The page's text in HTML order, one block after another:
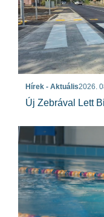
Hírek - Aktuális2026.
Új Zebrával Lett